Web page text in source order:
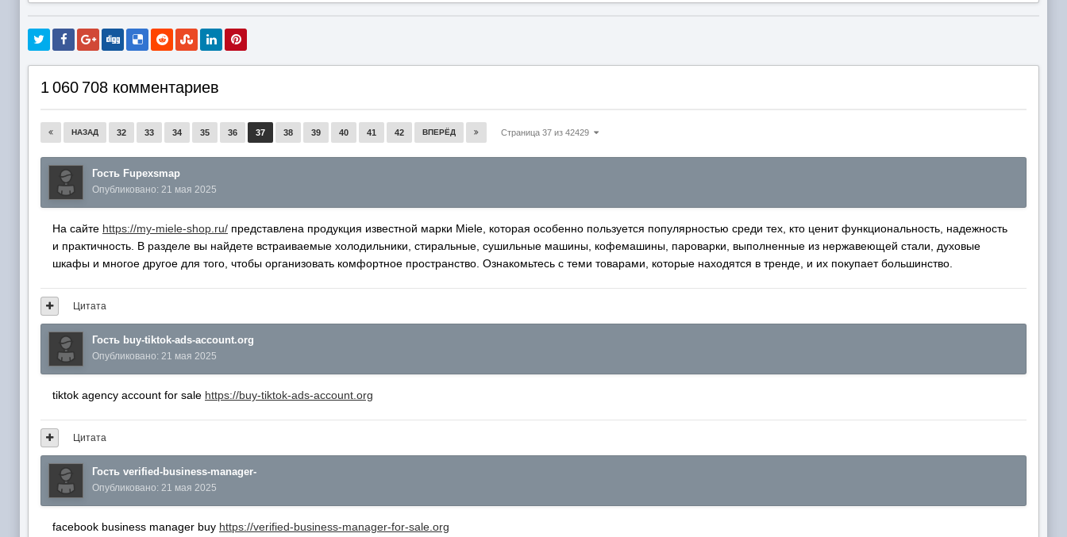
1 060 708 комментариев
НАЗАД 32 33 34 35 36 37 38 39 40 41 42 ВПЕРЁД Страница 37 из 42429
Гость Fupexsmap
Опубликовано: 21 мая 2025
На сайте https://my-miele-shop.ru/ представлена продукция известной марки Miele, которая особенно пользуется популярностью среди тех, кто ценит функциональность, надежность
и практичность. В разделе вы найдете встраиваемые холодильники, стиральные, сушильные машины, кофемашины, пароварки, выполненные из нержавеющей стали, духовые
шкафы и многое другое для того, чтобы организовать комфортное пространство. Ознакомьтесь с теми товарами, которые находятся в тренде, и их покупает большинство.
Цитата
Гость buy-tiktok-ads-account.org
Опубликовано: 21 мая 2025
tiktok agency account for sale https://buy-tiktok-ads-account.org
Цитата
Гость verified-business-manager-
Опубликовано: 21 мая 2025
facebook business manager buy https://verified-business-manager-for-sale.org